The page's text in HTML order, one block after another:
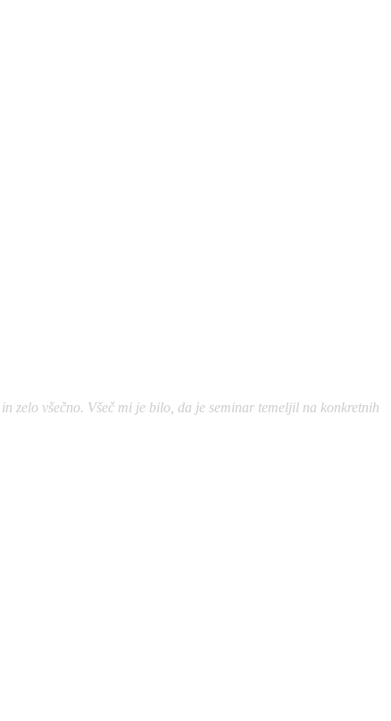
zelo všečno. Všeč mi je bilo, da je seminar temeljil na konkretnih